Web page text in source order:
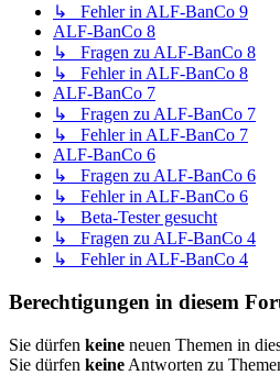
↳ Fehler in ALF-BanCo 9
ALF-BanCo 8
↳ Fragen zu ALF-BanCo 8
↳ Fehler in ALF-BanCo 8
ALF-BanCo 7
↳ Fragen zu ALF-BanCo 7
↳ Fehler in ALF-BanCo 7
ALF-BanCo 6
↳ Fragen zu ALF-BanCo 6
↳ Fehler in ALF-BanCo 6
↳ Beta-Tester gesucht
↳ Fragen zu ALF-BanCo 4
↳ Fehler in ALF-BanCo 4
Berechtigungen in diesem
Sie dürfen keine neuen Themen in
Sie dürfen keine Antworten zu